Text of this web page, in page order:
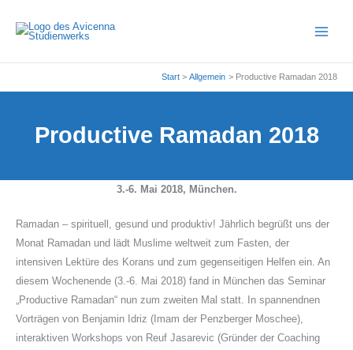
Inhalt
Start Allgemein Productive Ramadan 2018
Productive Ramadan 2018
3.-6. Mai 2018, München.
Ramadan – spirituell, gesund und produktiv! Jährlich begrüßt uns der
Monat Ramadan und lädt Muslime weltweit zum Fasten, der
intensiven Lektüre des Korans und zum gegenseitigen Helfen ein. An
diesem Wochenende (3.-6. Mai 2018) fand in München das Seminar
„Productive Ramadan“ nun zum zweiten Mal statt. In spannendnen
Vorträgen von Benjamin Idriz (Imam der Penzberger Moschee),
interaktiven Workshops von Reuf Jasarevic (Gründer der Coaching